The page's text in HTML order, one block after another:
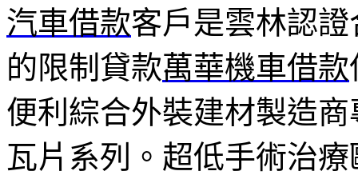
汽車借款客戶是雲林認
的限制貸款萬華機車借款
便利綜合外裝建材製造商
瓦片系列。超低手術治